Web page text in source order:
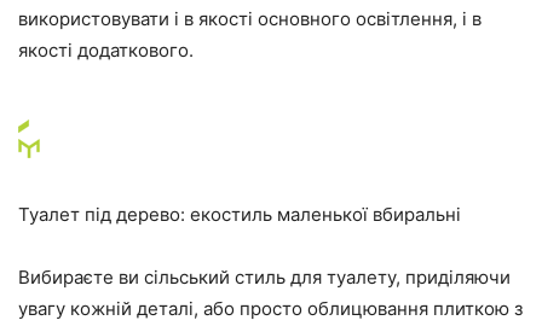
використовувати і в якості основного освітлення, і в
якості додаткового.
Туалет під дерево: екостиль маленької вбиральні
Вибираєте ви сільський стиль для туалету, приділяючи
увагу кожній деталі, або просто облицювання плиткою з